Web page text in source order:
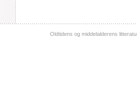
Oldtidens og middelalderens